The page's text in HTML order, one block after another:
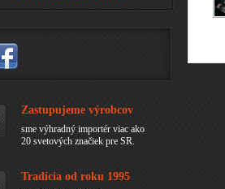
Zastupujeme výrobcov
sme výhradný importér viac ako
20 svetových značiek pre SR.
Tradícia od roku 1995